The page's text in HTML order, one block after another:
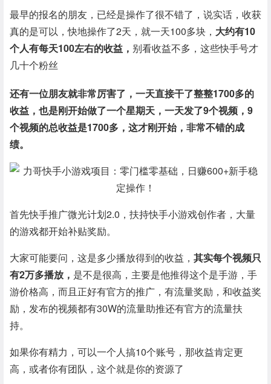
最早的报名的朋友，已经是操作了很不错了，说实话，收获
真的是可以，快地操作了2天，就一天100多块， 大约有10
个人有每天100左右的收益， 别看收益不多，这些快手号才
几十个粉丝
还有一位朋友就非常厉害了，一天直接干了整整1700多的
收益，也是刚开始做了一个星期天，一天发了9个视频，9
个视频的总收益是1700多，这才刚开始，非常不错的成
绩。
首先快手推广微光计划2.0，扶持快手小游戏创作者，大量
的游戏都开始补贴奖励。
大家可能要问，这是多少播放得到的收益， 其实每个视频只
有2万多播放， 是不是很高，主要是他推得这个是手游，手
游价格高，而且正好有官方的推广，有流量奖励，和收益奖
励，发布的视频都有30W的流量助推还有官方的流量扶
持。
如果你有精力，可以一个人搞10个账号，那收益肯定更
高，或者你有团队，这个就是你的资源了